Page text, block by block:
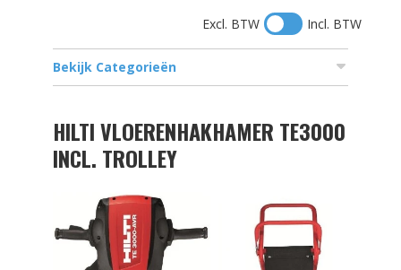
Excl. BTW Incl. BTW
Bekijk Categorieën
HILTI VLOERENHAKHAMER TE3000
INCL. TROLLEY